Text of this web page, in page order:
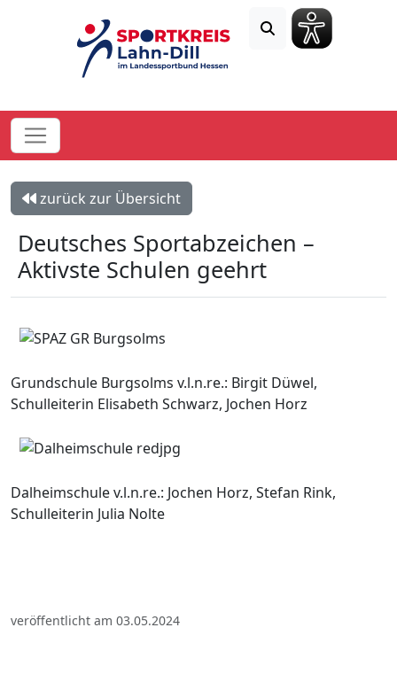
zurück zur Übersicht
Deutsches Sportabzeichen –
Aktivste Schulen geehrt
Grundschule Burgsolms v.l.n.re.: Birgit Düwel,
Schulleiterin Elisabeth Schwarz, Jochen Horz
Dalheimschule v.l.n.re.: Jochen Horz, Stefan Rink,
Schulleiterin Julia Nolte
veröffentlicht am 03.05.2024